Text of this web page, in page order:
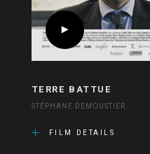
TERRE BATTUE
STÉPHANE DEMOUSTIER
FILM DETAILS